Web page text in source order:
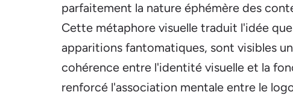
parfaitement la nature éphémère des
Cette métaphore visuelle traduit l'idée
apparitions fantomatiques, sont visibles
cohérence entre l'identité visuelle et la
renforcé l'association mentale entre le